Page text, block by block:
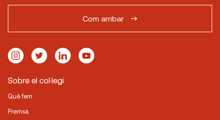
Com arribar
Sobre el col·legi
Què fem
Premsa